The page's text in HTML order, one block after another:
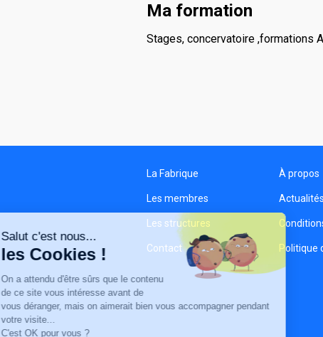
Ma formation
Stages, concervatoire ,formations
La Fabrique
Les membres
Les structures
Contact
À propos
Actualités
Politique
Salut c'est nous...
les Cookies !
On a attendu d'être sûrs que le contenu
de ce site vous intéresse avant de
vous déranger, mais on aimerait bien vous accompagner pendant
votre visite...
C'est OK pour vous ?